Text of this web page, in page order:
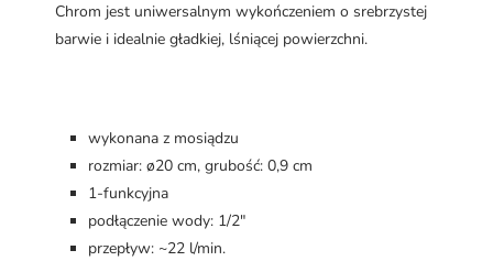
Chrom jest uniwersalnym wykończeniem o srebrzystej
barwie i idealnie gładkiej, lśniącej powierzchni.
wykonana z mosiądzu
rozmiar: ø20 cm, grubość: 0,9 cm
1-funkcyjna
podłączenie wody: 1/2"
przepływ: ~22 l/min.